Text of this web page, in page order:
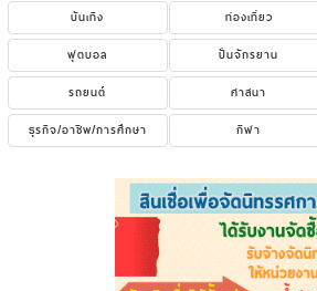
บันเทิง
ท่องเที่ยว
ฟุตบอล
ปั่นจักรยาน
รถยนต์
ศาสนา
ธุรกิจ/อาชีพ/การศึกษา
กีฬา